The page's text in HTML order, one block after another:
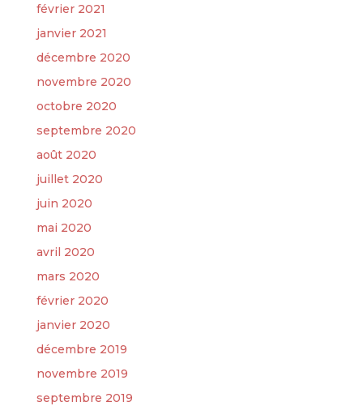
février 2021
janvier 2021
décembre 2020
novembre 2020
octobre 2020
septembre 2020
août 2020
juillet 2020
juin 2020
mai 2020
avril 2020
mars 2020
février 2020
janvier 2020
décembre 2019
novembre 2019
septembre 2019